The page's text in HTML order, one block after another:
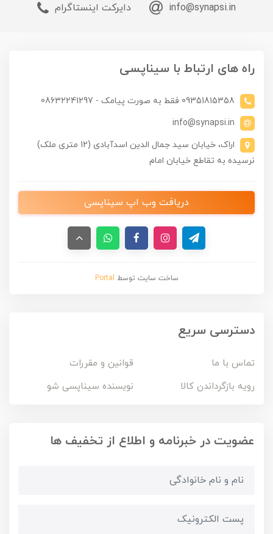
info@synapsi.in دایرکت اینستاگرام
راه های ارتباط با سیناپسی
09351815358 فقط به صورت پیامک - 08632241297
info@synapsi.in
اراک، خیابان سید جمال الدین اسدآبادی (12 متری ملک)
نرسیده به تقاطع خیابان امام
دریافت وب اپ سیناپسی
ساخت سایت توسط Portal
دسترسی سریع
تماس با ما
قوانین و مقررات
رویه بازگرداندن کالا
نویسنده سیناپسی شو
عضویت در خبرنامه و اطلاع از تخفیف ها